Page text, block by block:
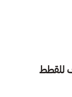
للقطط